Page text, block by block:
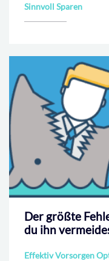
Sinnvoll Sparen
Der größte
du ihn
Effektiv Vorsorgen